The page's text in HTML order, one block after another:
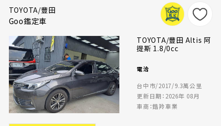
TOYOTA/豐田
Goo鑑定車
TOYOTA/豐田 Altis 阿
提斯 1.8/0cc
電洽
台中市/2017/9.3萬公里
更新日期：2026年 08月
車商：鍇羚車業